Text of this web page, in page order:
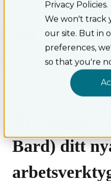
Privacy Policies.
We won't track
our site. But in
preferences,
so that you're
Är Google
Bard) ditt